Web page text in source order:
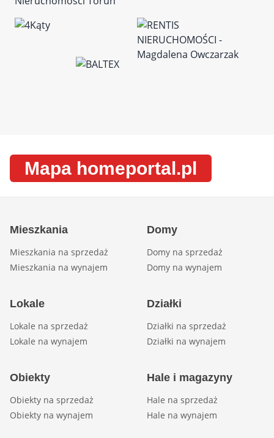
Mapa homeportal.pl
Mieszkania
Mieszkania na sprzedaż
Mieszkania na wynajem
Domy
Domy na sprzedaż
Domy na wynajem
Lokale
Lokale na sprzedaż
Lokale na wynajem
Działki
Działki na sprzedaż
Działki na wynajem
Obiekty
Obiekty na sprzedaż
Obiekty na wynajem
Hale i magazyny
Hale na sprzedaż
Hale na wynajem